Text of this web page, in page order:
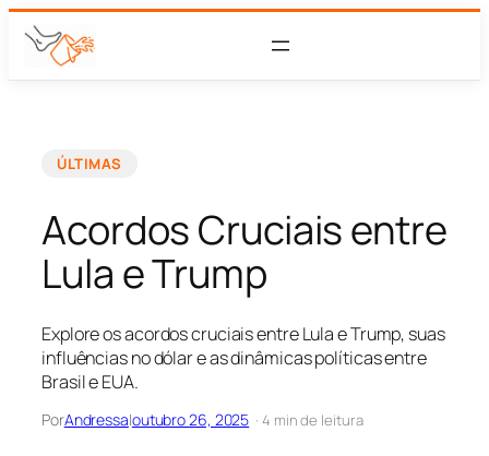
ÚLTIMAS
Acordos Cruciais entre
Lula e Trump
Explore os acordos cruciais entre Lula e Trump, suas
influências no dólar e as dinâmicas políticas entre
Brasil e EUA.
PorAndressa|outubro 26, 2025 · 4 min de leitura